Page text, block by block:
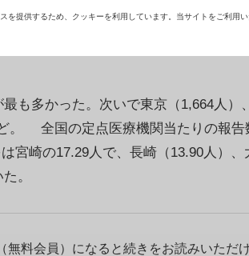
。第35週（8月25－31日）に続き、2
も多かった。次いで東京（1,664人）
。 全国の定点医療機関当たりの報告
宮崎の17.29人で、長崎（13.90人）、
。
料会員）になると続きをお読みいただけ
を提供するため、クッキーを利用しています。当サイトをご利用